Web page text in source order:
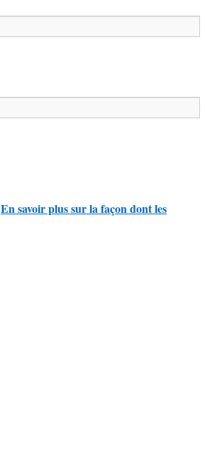
En savoir plus sur la façon dont les